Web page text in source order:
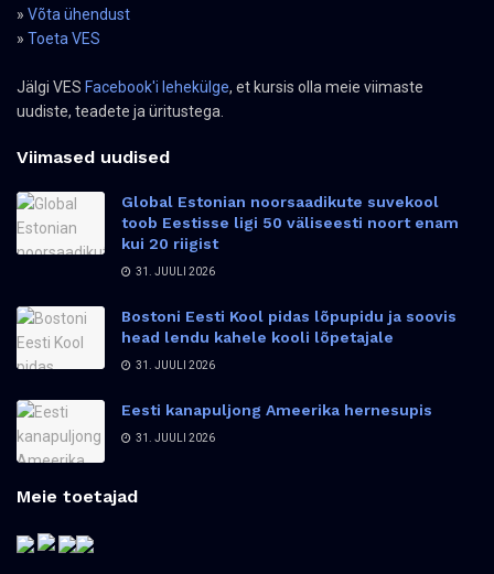
» Võta ühendust
» Toeta VES
Jälgi VES Facebook'i lehekülge, et kursis olla meie viimaste
uudiste, teadete ja üritustega.
Viimased uudised
Global Estonian noorsaadikute suvekool
toob Eestisse ligi 50 väliseesti noort enam
kui 20 riigist
31. JUULI 2026
Bostoni Eesti Kool pidas lõpupidu ja soovis
head lendu kahele kooli lõpetajale
31. JUULI 2026
Eesti kanapuljong Ameerika hernesupis
31. JUULI 2026
Meie toetajad